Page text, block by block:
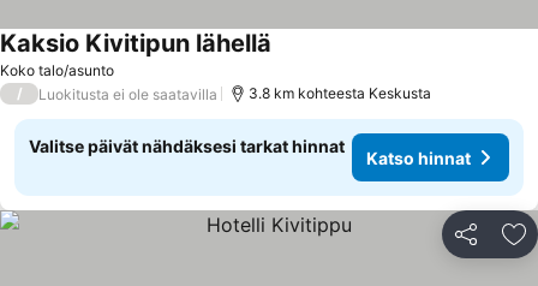
Koko talo/asunto
Kaksio Kivitipun lähellä
/ Luokitusta ei ole saatavilla 3.8 km kohteesta Keskusta
Valitse päivät nähdäksesi tarkat hinnat
Katso hinnat
Jaa